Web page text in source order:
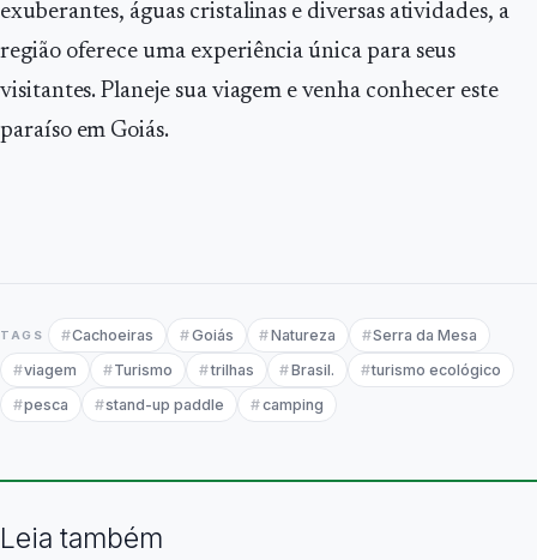
exuberantes, águas cristalinas e diversas atividades, a
região oferece uma experiência única para seus
visitantes. Planeje sua viagem e venha conhecer este
paraíso em Goiás.
TAGS Cachoeiras Goiás Natureza
Serra da Mesa
viagem
Turismo trilhas Brasil.
turismo ecológico
pesca
stand-up paddle camping
Leia também